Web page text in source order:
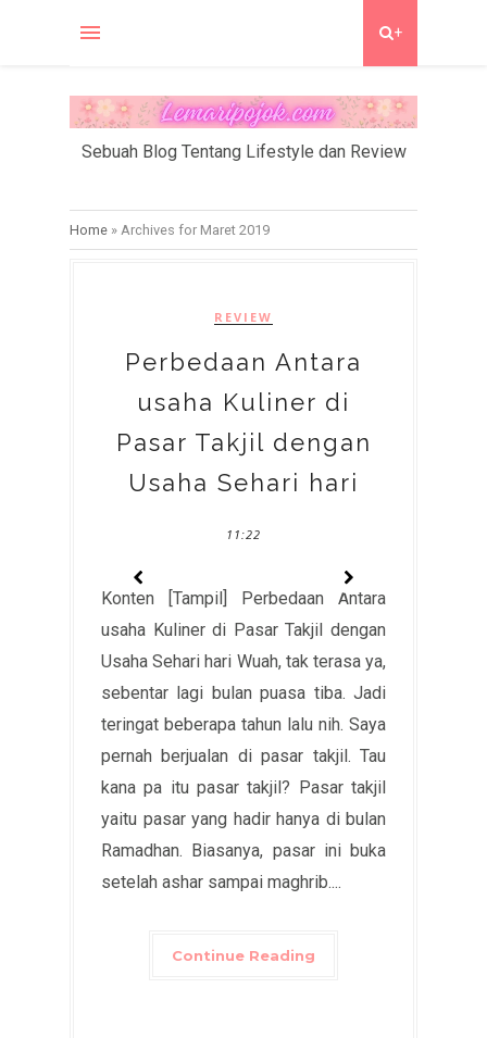
+
Sebuah Blog Tentang Lifestyle dan Review
Home » Archives for Maret 2019
REVIEW
Perbedaan Antara
usaha Kuliner di
Pasar Takjil dengan
Usaha Sehari hari
11:22
Konten [Tampil] Perbedaan Antara
usaha Kuliner di Pasar Takjil dengan
Usaha Sehari hari Wuah, tak terasa ya,
sebentar lagi bulan puasa tiba. Jadi
teringat beberapa tahun lalu nih. Saya
pernah berjualan di pasar takjil. Tau
kana pa itu pasar takjil? Pasar takjil
yaitu pasar yang hadir hanya di bulan
Ramadhan. Biasanya, pasar ini buka
setelah ashar sampai maghrib....
Continue Reading